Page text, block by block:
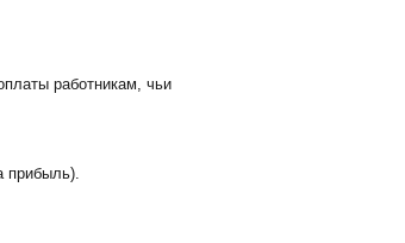
работникам, чьи
прибыль).